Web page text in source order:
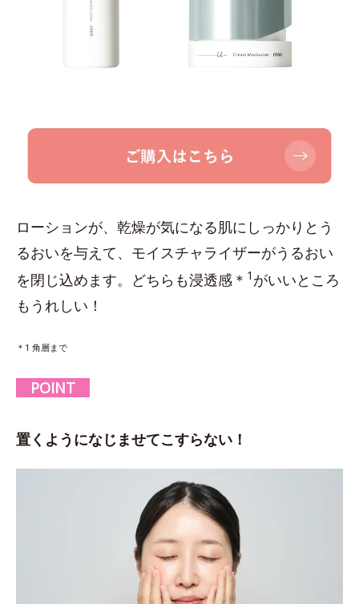
ローションが、乾燥が気になる肌にしっかりとう
るおいを与えて、モイスチャライザーがうるおい
を閉じ込めます。どちらも浸透感＊ 1 がいいところ
もうれしい！
＊1 角層まで
POINT
置くようになじませてこすらない！